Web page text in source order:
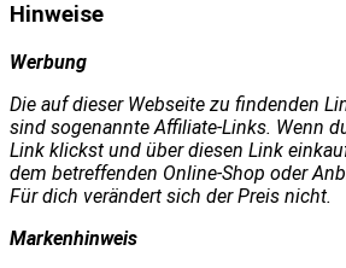
Hinweise
Werbung
Die auf dieser Webseite zu findenden
sind sogenannte Affiliate-Links. Wenn
Link klickst und über diesen Link
dem betreffenden Online-Shop oder
Für dich verändert sich der Preis nicht.
Markenhinweis